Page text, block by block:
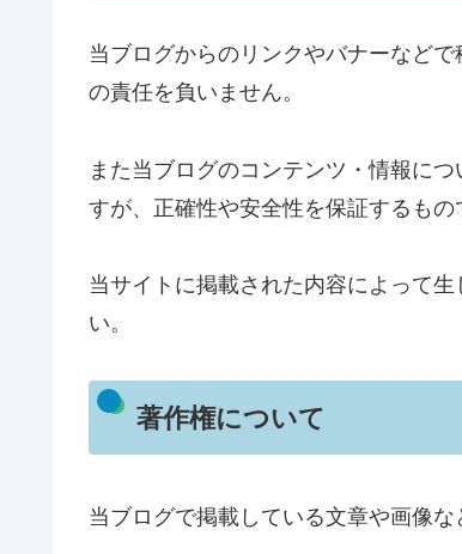
当ブログからのリンクやバナーなど
の責任を負いません。
また当ブログのコンテンツ・情報に
すが、正確性や安全性を保証するも
当サイトに掲載された内容によって
い。
著作権について
当ブログで掲載している文章や画像